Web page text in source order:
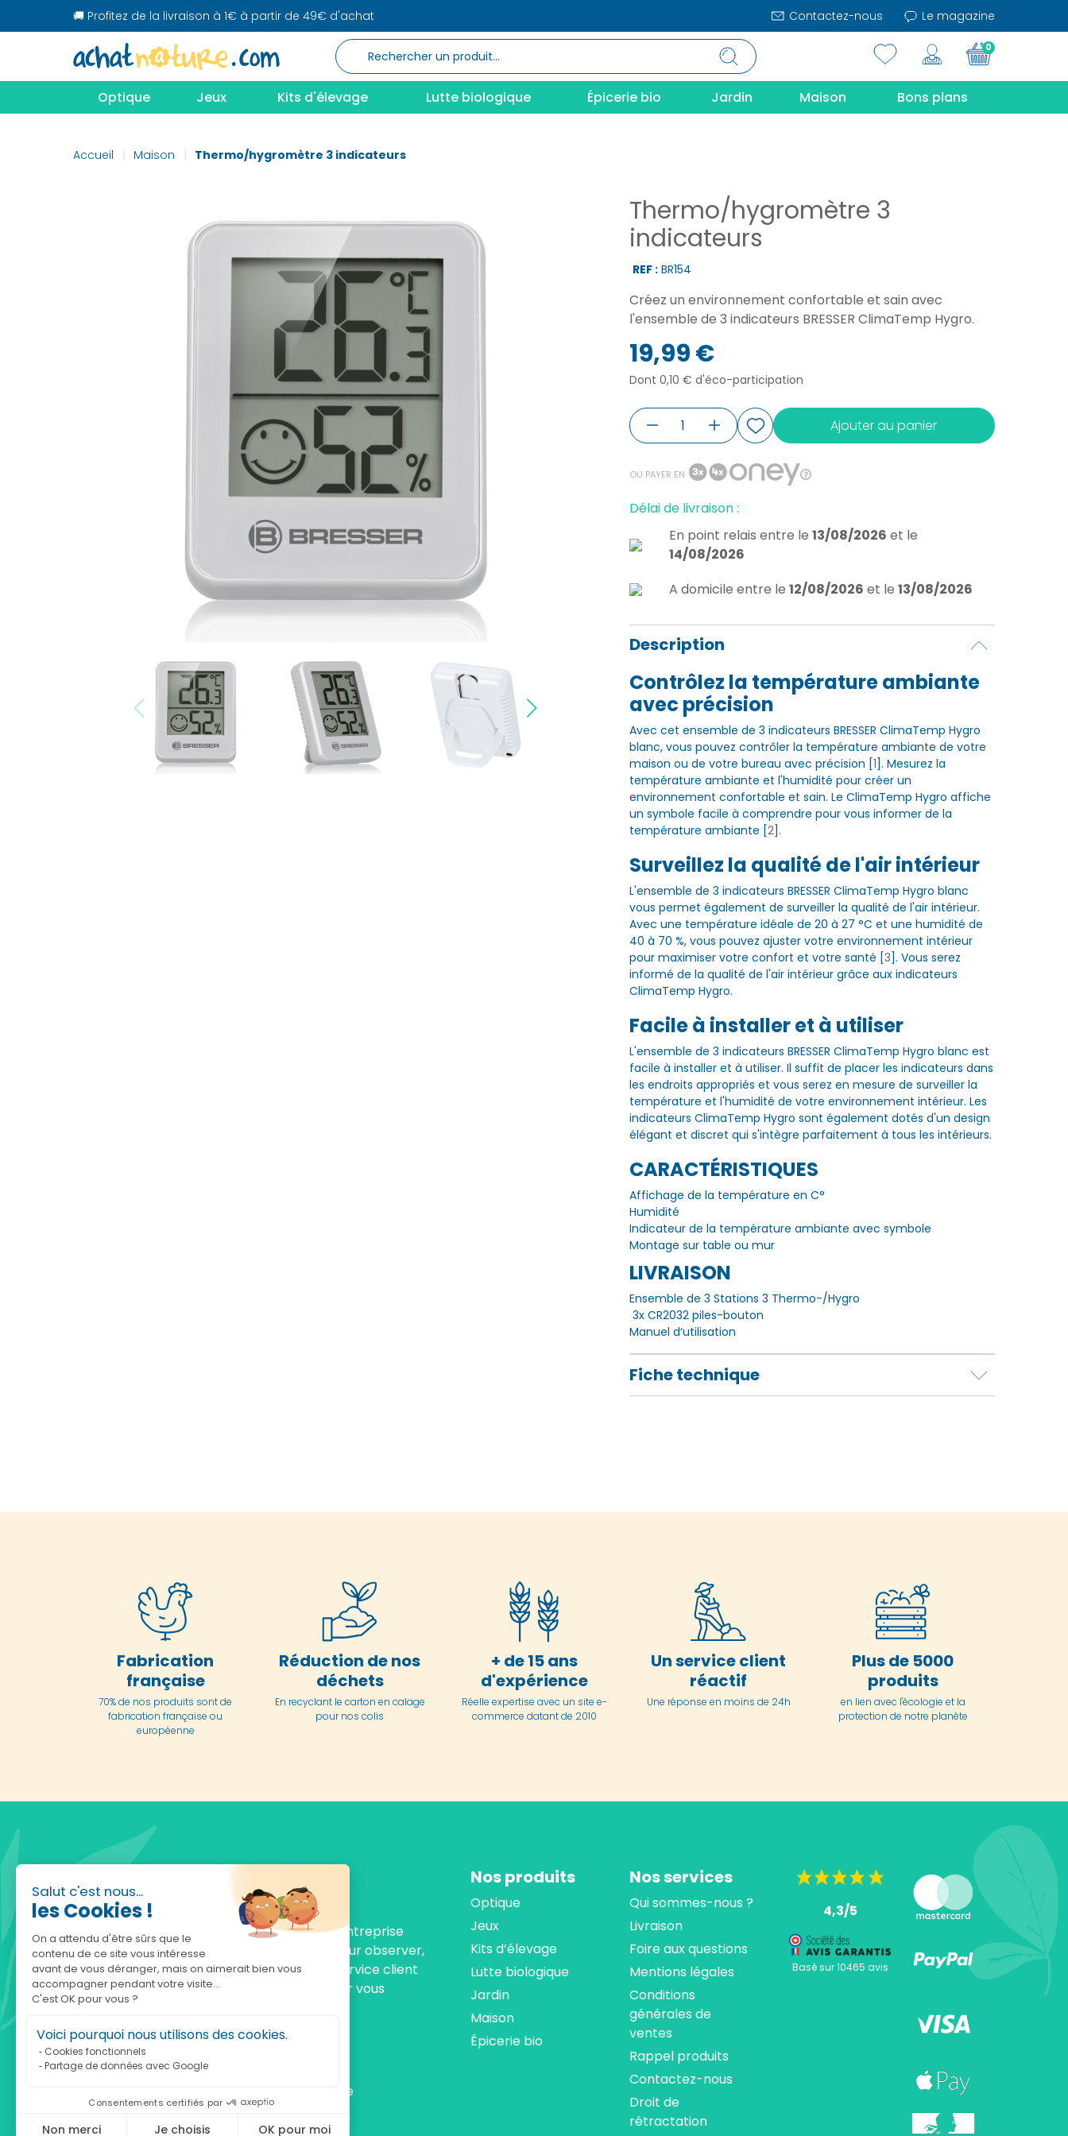
Salut c'est nous...
les Cookies !
On a attendu d'être sûrs que le
contenu de ce site vous intéresse
avant de vous déranger, mais on aimerait bien vous
accompagner pendant votre visite...
C'est OK pour vous ?
Voici pourquoi nous utilisons des cookies.
Cookies fonctionnels
Partage de données avec Google
Consentements certifiés par
Non merci Je choisis OK pour moi
🚚 Profitez de la livraison à 1€ à partir de 49€ d'achat Contactez-nous Le magazine
0
Optique Jeux Kits d'élevage Lutte biologique Épicerie bio Jardin Maison Bons plans
Accueil Maison Thermo/hygromètre 3 indicateurs
Thermo/hygromètre 3
indicateurs
REF : BR154
Créez un environnement confortable et sain avec
l'ensemble de 3 indicateurs BRESSER ClimaTemp Hygro.
19,99 €
Dont 0,10 € d'éco-participation
Ajouter au panier
OU PAYER EN
Délai de livraison :
En point relais entre le 13/08/2026 et le
14/08/2026
A domicile entre le 12/08/2026 et le 13/08/2026
Description
Contrôlez la température ambiante
avec précision
Avec cet ensemble de 3 indicateurs BRESSER ClimaTemp Hygro
blanc, vous pouvez contrôler la température ambiante de votre
maison ou de votre bureau avec précision [1]. Mesurez la
température ambiante et l'humidité pour créer un
environnement confortable et sain. Le ClimaTemp Hygro affiche
un symbole facile à comprendre pour vous informer de la
température ambiante [2].
Surveillez la qualité de l'air intérieur
L'ensemble de 3 indicateurs BRESSER ClimaTemp Hygro blanc
vous permet également de surveiller la qualité de l'air intérieur.
Avec une température idéale de 20 à 27 °C et une humidité de
40 à 70 %, vous pouvez ajuster votre environnement intérieur
pour maximiser votre confort et votre santé [3]. Vous serez
informé de la qualité de l'air intérieur grâce aux indicateurs
ClimaTemp Hygro.
Facile à installer et à utiliser
L'ensemble de 3 indicateurs BRESSER ClimaTemp Hygro blanc est
facile à installer et à utiliser. Il suffit de placer les indicateurs dans
les endroits appropriés et vous serez en mesure de surveiller la
température et l'humidité de votre environnement intérieur. Les
indicateurs ClimaTemp Hygro sont également dotés d'un design
élégant et discret qui s'intègre parfaitement à tous les intérieurs.
CARACTÉRISTIQUES
Affichage de la température en C°
Humidité
Indicateur de la température ambiante avec symbole
Montage sur table ou mur
LIVRAISON
Ensemble de 3 Stations 3 Thermo-/Hygro
3x CR2032 piles-bouton
Manuel d‘utilisation
Fiche technique
Fabrication
française
70% de nos produits sont de
fabrication française ou
européenne
Réduction de nos
déchets
En recyclant le carton en calage
pour nos colis
+ de 15 ans
d'expérience
Réelle expertise avec un site e-
commerce datant de 2010
Un service client
réactif
Une réponse en moins de 24h
Plus de 5000
produits
en lien avec l'écologie et la
protection de notre planète
Fondée en 2010, achatnature.com est une entreprise
française qui réunit plus de 5000 produits pour observer,
comprendre et protéger la nature. Notre service client
est à votre écoute, du lundi au vendredi, pour vous
accompagner.
Notre adresse :
achatnature.com (Ethik & Nature)
160 rue Pierre Fallion - 69140 Rillieux-La-Pape
Nos produits
Optique
Jeux
Kits d’élevage
Lutte biologique
Jardin
Maison
Épicerie bio
Nos services
Qui sommes-nous ?
Livraison
Foire aux questions
Mentions légales
Conditions
générales de
ventes
Rappel produits
Contactez-nous
Droit de
rétractation
4,3/5
Basé sur 10465 avis